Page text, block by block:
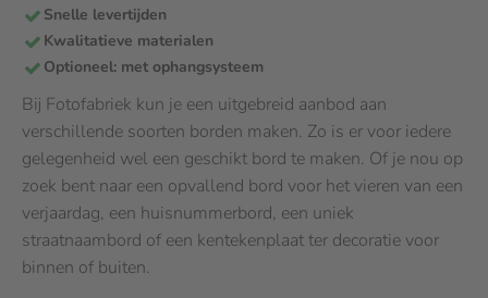
Snelle levertijden
Kwalitatieve materialen
Optioneel: met ophangsysteem
Bij Fotofabriek kun je een uitgebreid aanbod aan
verschillende soorten borden maken. Zo is er voor iedere
gelegenheid wel een geschikt bord te maken. Of je nou op
zoek bent naar een opvallend bord voor het vieren van een
verjaardag, een huisnummerbord, een uniek
straatnaambord of een kentekenplaat ter decoratie voor
binnen of buiten.